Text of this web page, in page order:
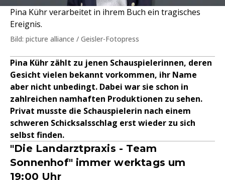
Pina Kühr verarbeitet in ihrem Buch ein tragisches
Ereignis.
Bild: picture alliance / Geisler-Fotopress
Pina Kühr zählt zu jenen Schauspielerinnen, deren
Gesicht vielen bekannt vorkommen, ihr Name
aber nicht unbedingt. Dabei war sie schon in
zahlreichen namhaften Produktionen zu sehen.
Privat musste die Schauspielerin nach einem
schweren Schicksalsschlag erst wieder zu sich
selbst finden.
"Die Landarztpraxis - Team
Sonnenhof" immer werktags um
19:00 Uhr